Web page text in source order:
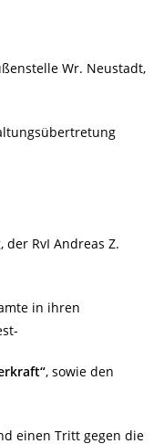
Wr. Neustadt,
RvI Andreas Z.
in ihren
, sowie den
einen Tritt gegen die